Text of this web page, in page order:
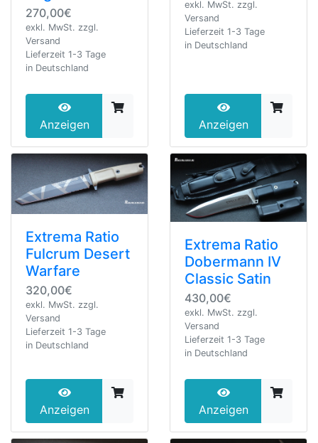
270,00€
exkl. MwSt. zzgl.
Versand
Lieferzeit 1-3 Tage
in Deutschland
Anzeigen
exkl. MwSt. zzgl.
Versand
Lieferzeit 1-3 Tage
in Deutschland
Anzeigen
Extrema Ratio
Fulcrum Desert
Warfare
320,00€
exkl. MwSt. zzgl.
Versand
Lieferzeit 1-3 Tage
in Deutschland
Anzeigen
Extrema Ratio
Dobermann IV
Classic Satin
430,00€
exkl. MwSt. zzgl.
Versand
Lieferzeit 1-3 Tage
in Deutschland
Anzeigen